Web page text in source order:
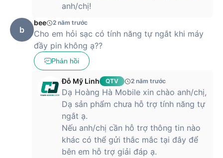
anh/chị!
b
bee 2 năm trước
Cho em hỏi sạc có tính năng tự ngắt khi máy
đầy pin không ạ??
Phản hồi
Đỗ Mỹ Linh QTV 2 năm trước
Dạ Hoàng Hà Mobile xin chào anh/chị,
Dạ sản phẩm chưa hỗ trợ tính năng tự
ngắt ạ.
Nếu anh/chị cần hỗ trợ thông tin nào
khác có thể gửi thắc mắc tại đây để
bên em hỗ trợ giải đáp ạ.